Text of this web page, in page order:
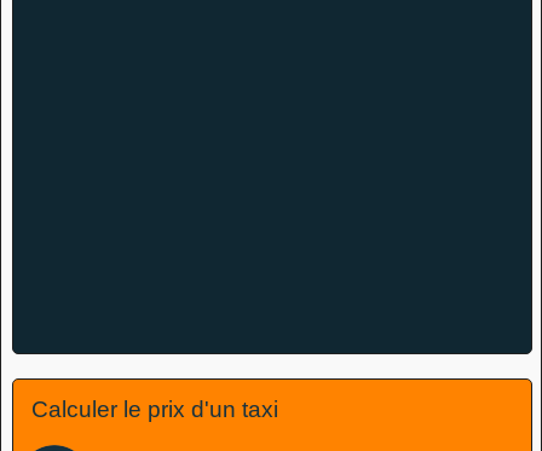
Calculer le prix d'un taxi